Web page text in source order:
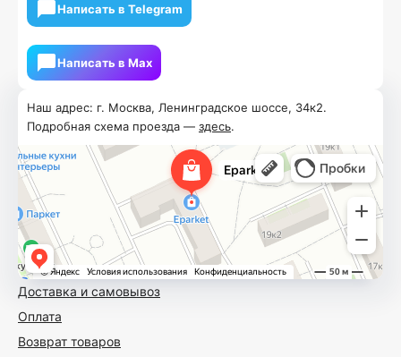
Доставка и самовывоз
Оплата
Возврат товаров
Наш адрес: г. Москва, Ленинградское шоссе, 34к2.
Подробная схема проезда — здесь.
Написать в Telegram
Написать в Мах